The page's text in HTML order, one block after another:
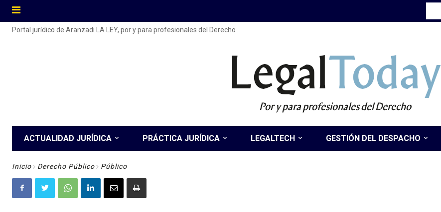
Portal jurídico de Aranzadi LA LEY, por y para profesionales del Derecho
LegalToday
Por y para profesionales del Derecho
ACTUALIDAD JURÍDICA PRÁCTICA JURÍDICA LEGALTECH GESTIÓN DEL DESPACHO
Inicio Derecho Público Público